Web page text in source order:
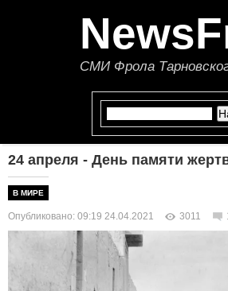
СМИ Фрола
24 апреля - День памяти
В МИРЕ
Опубликовано: 09:19 24.04.2021 3011